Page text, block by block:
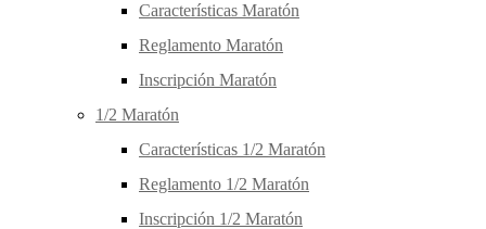
Características Maratón
Reglamento Maratón
Inscripción Maratón
1/2 Maratón
Características 1/2 Maratón
Reglamento 1/2 Maratón
Inscripción 1/2 Maratón